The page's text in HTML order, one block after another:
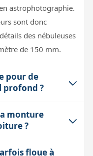
astrophotographie.
sont donc
des nébuleuses
de 150 mm.
pour de
profond ?
pour
un suivi motorisé
monture
?
cm de long et pèse
floue à